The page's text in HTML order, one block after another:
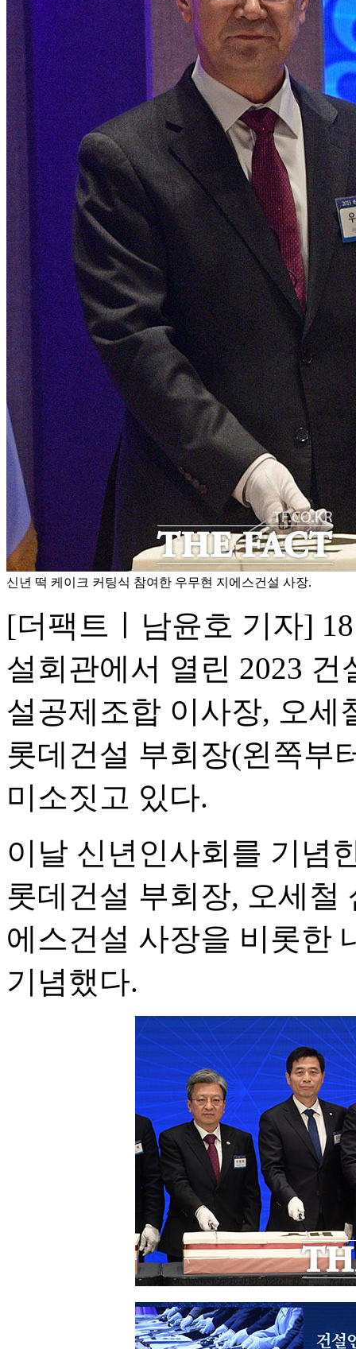
신년 떡 케이크 커팅식 참여한 우무현 지에스건설 사장.
[더팩트ㅣ남윤호 기자]
설회관에서 열린 2023
설공제조합 이사장, 오세
롯데건설 부회장(왼쪽부
미소짓고 있다.
이날 신년인사회를 기념
롯데건설 부회장, 오세철
에스건설 사장을 비롯한
기념했다.